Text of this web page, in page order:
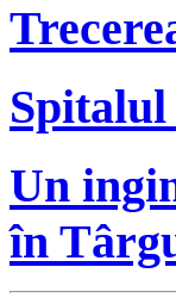
Un
în